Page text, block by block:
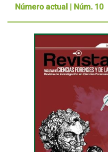
Número actual | Núm. 10